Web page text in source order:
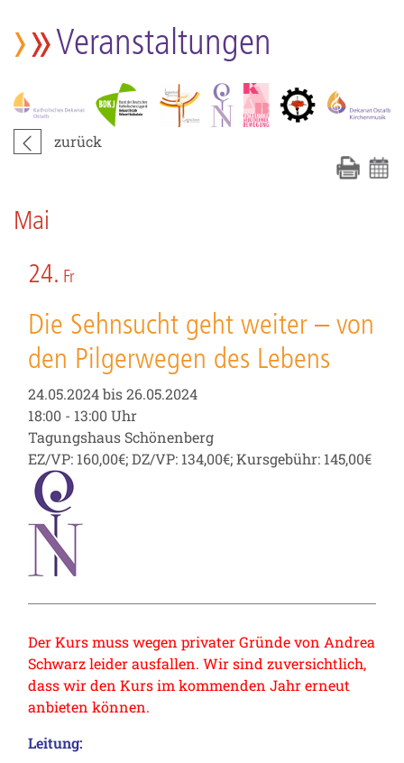
Veranstaltungen
zurück
Mai
24. Fr
Die Sehnsucht geht weiter – von
den Pilgerwegen des Lebens
24.05.2024 bis 26.05.2024
18:00 - 13:00 Uhr
Tagungshaus Schönenberg
EZ/VP: 160,00€; DZ/VP: 134,00€; Kursgebühr: 145,00€
Der Kurs muss wegen privater Gründe von Andrea
Schwarz leider ausfallen. Wir sind zuversichtlich,
dass wir den Kurs im kommenden Jahr erneut
anbieten können.
Leitung: